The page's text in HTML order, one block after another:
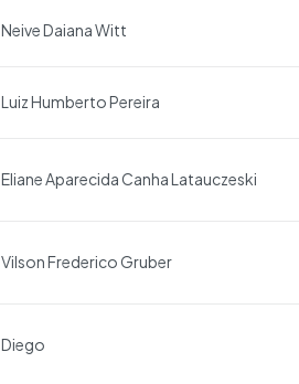
Neive Daiana Witt
Luiz Humberto Pereira
Eliane Aparecida Canha Latauczeski
Vilson Frederico Gruber
Diego